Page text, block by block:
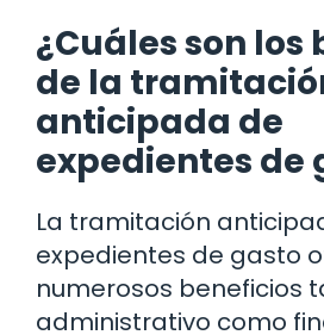
¿Cuáles son los
de la
anticipada de
expedientes de
La tramitación
expedientes de gasto
numerosos beneficios
administrativo como